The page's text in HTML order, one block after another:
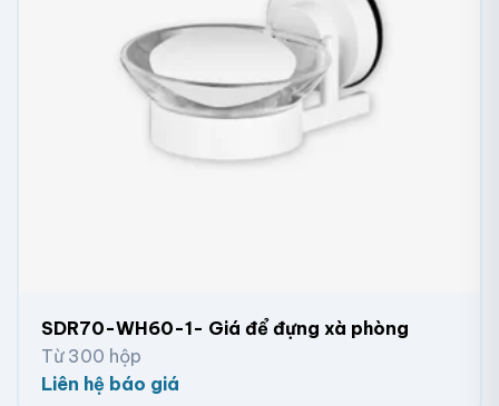
SDR70-WH60-1- Giá để đựng xà phòng
Từ 300 hộp
Liên hệ báo giá